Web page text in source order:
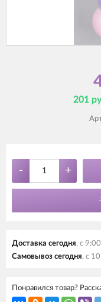
201
- +
Доставка сегодня, с
Самовывоз сегодня, с
Понравился товар?